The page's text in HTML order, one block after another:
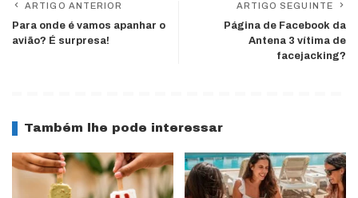
ARTIGO ANTERIOR
Para onde é vamos apanhar o
avião? É surpresa!
ARTIGO SEGUINTE
Página de Facebook da
Antena 3 vítima de
facejacking?
Também lhe pode interessar